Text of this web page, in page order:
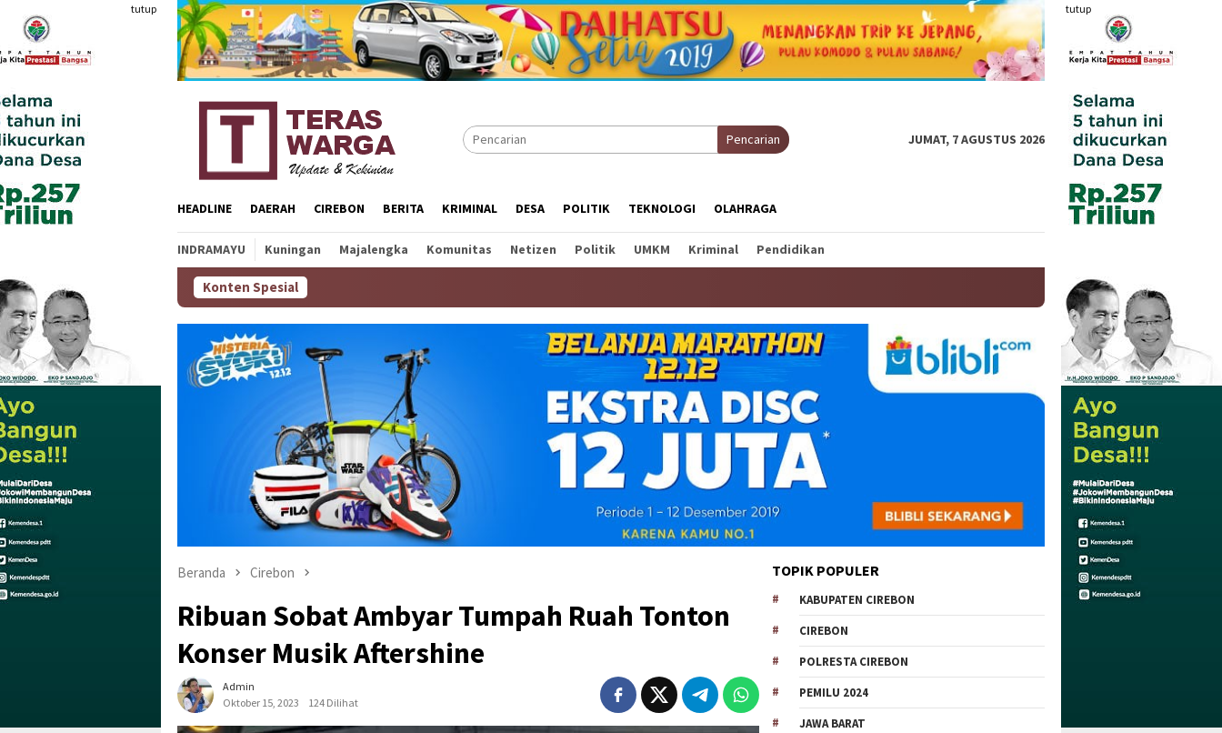
Loncat
konten
tutup tutup
Pencarian JUMAT, 7 AGUSTUS 2026
HEADLINE DAERAH CIREBON BERITA KRIMINAL DESA POLITIK TEKNOLOGI OLAHRAGA
INDRAMAYU Kuningan Majalengka Komunitas Netizen Politik UMKM Kriminal Pendidikan
Konten Spesial
Beranda Cirebon
Ribuan Sobat Ambyar Tumpah Ruah Tonton
Konser Musik Aftershine
Admin
Oktober 15, 2023
124 Dilihat
TOPIK POPULER
KABUPATEN CIREBON
CIREBON
POLRESTA CIREBON
PEMILU 2024
JAWA BARAT